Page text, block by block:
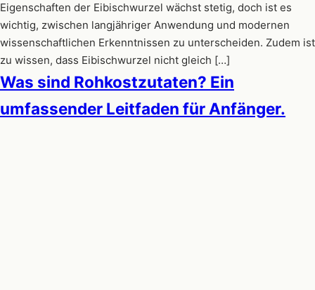
Eigenschaften der Eibischwurzel wächst stetig, doch ist es
wichtig, zwischen langjähriger Anwendung und modernen
wissenschaftlichen Erkenntnissen zu unterscheiden. Zudem ist
zu wissen, dass Eibischwurzel nicht gleich […]
Was sind Rohkostzutaten? Ein
umfassender Leitfaden für Anfänger.